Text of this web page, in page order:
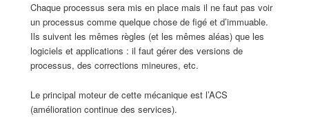
Chaque processus sera mis en place mais il ne faut pas voir
un processus comme quelque chose de figé et d’immuable.
Ils suivent les mêmes règles (et les mêmes aléas) que les
logiciels et applications : il faut gérer des versions de
processus, des corrections mineures, etc.
Le principal moteur de cette mécanique est l’ACS
(amélioration continue des services).